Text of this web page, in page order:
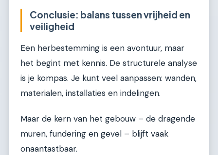
Conclusie: balans tussen vrijheid en
veiligheid
Een herbestemming is een avontuur, maar
het begint met kennis. De structurele analyse
is je kompas. Je kunt veel aanpassen: wanden,
materialen, installaties en indelingen.
Maar de kern van het gebouw – de dragende
muren, fundering en gevel – blijft vaak
onaantastbaar.